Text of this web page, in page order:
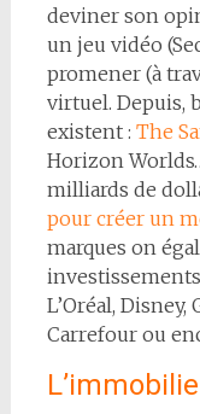
deviner son
un jeu vidéo
promener (à
virtuel. Depuis,
existent : The
Horizon
milliards de
pour créer un
marques on
L’Oréal, Disney,
Carrefour ou